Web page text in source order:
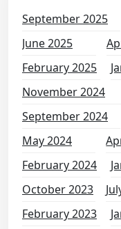
September 2025
June 2025
February 2025
November 2024
September 2024
May 2024
February 2024
October 2023
February 2023